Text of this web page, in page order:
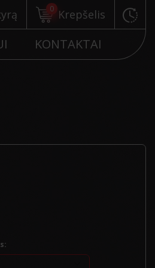
0 Krepšelis
KONTAKTAI